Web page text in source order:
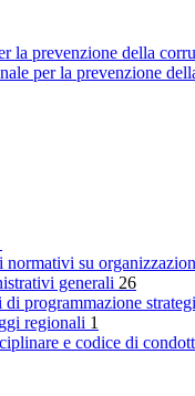
la prevenzione della
per la prevenzione
normativi su
generali 26
programmazione
regionali 1
e codice di